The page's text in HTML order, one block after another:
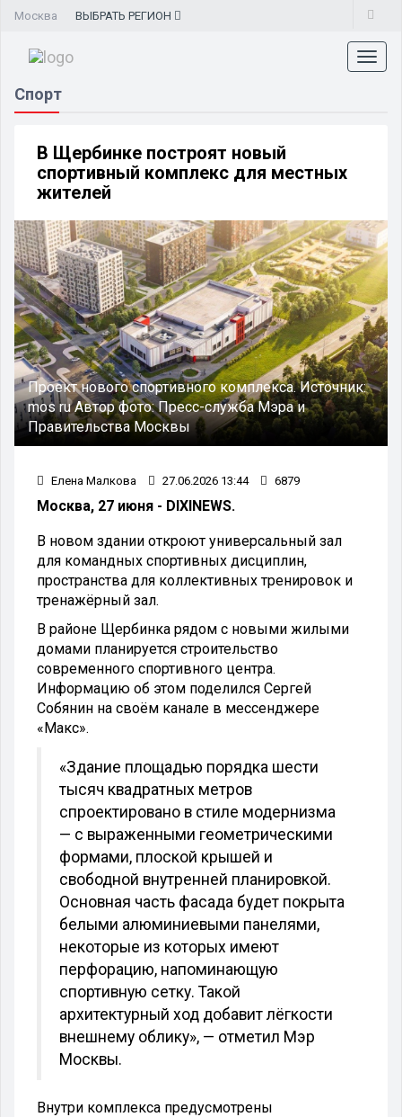
Москва ВЫБРАТЬ РЕГИОН
Спорт
В Щербинке построят новый
спортивный комплекс для местных
жителей
Проект нового спортивного комплекса.Источник:
mos ruАвтор фото:Пресс-служба Мэра и
Правительства Москвы
Елена Малкова 27.06.2026 13:44 6879
Москва, 27 июня - DIXINEWS.
В новом здании откроют универсальный зал
для командных спортивных дисциплин,
пространства для коллективных тренировок и
тренажёрный зал.
В районе Щербинка рядом с новыми жилыми
домами планируется строительство
современного спортивного центра.
Информацию об этом поделился Сергей
Собянин на своём канале в мессенджере
«Макс».
«Здание площадью порядка шести
тысяч квадратных метров
спроектировано в стиле модернизма
— с выраженными геометрическими
формами, плоской крышей и
свободной внутренней планировкой.
Основная часть фасада будет покрыта
белыми алюминиевыми панелями,
некоторые из которых имеют
перфорацию, напоминающую
спортивную сетку. Такой
архитектурный ход добавит лёгкости
внешнему облику», — отметил Мэр
Москвы.
Внутри комплекса предусмотрены